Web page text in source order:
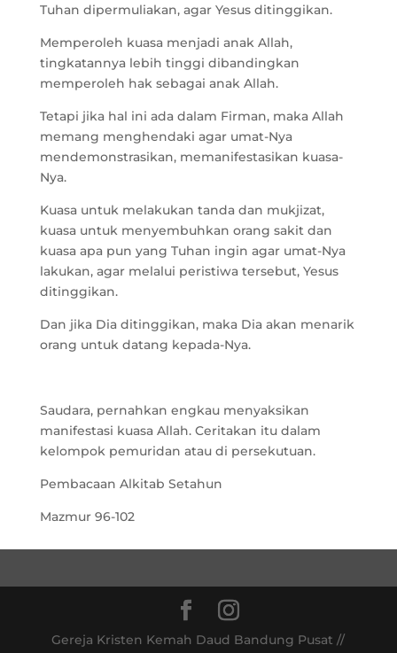
Tuhan dipermuliakan, agar Yesus ditinggikan.
Memperoleh kuasa menjadi anak Allah,
tingkatannya lebih tinggi dibandingkan
memperoleh hak sebagai anak Allah.
Tetapi jika hal ini ada dalam Firman, maka Allah
memang menghendaki agar umat-Nya
mendemonstrasikan, memanifestasikan kuasa-
Nya.
Kuasa untuk melakukan tanda dan mukjizat,
kuasa untuk menyembuhkan orang sakit dan
kuasa apa pun yang Tuhan ingin agar umat-Nya
lakukan, agar melalui peristiwa tersebut, Yesus
ditinggikan.
Dan jika Dia ditinggikan, maka Dia akan menarik
orang untuk datang kepada-Nya.
Saudara, pernahkan engkau menyaksikan
manifestasi kuasa Allah. Ceritakan itu dalam
kelompok pemuridan atau di persekutuan.
Pembacaan Alkitab Setahun
Mazmur 96-102
Gereja Kristen Kemah Daud Bandung Pusat //